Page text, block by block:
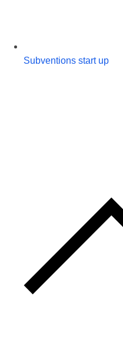
Subventions start up